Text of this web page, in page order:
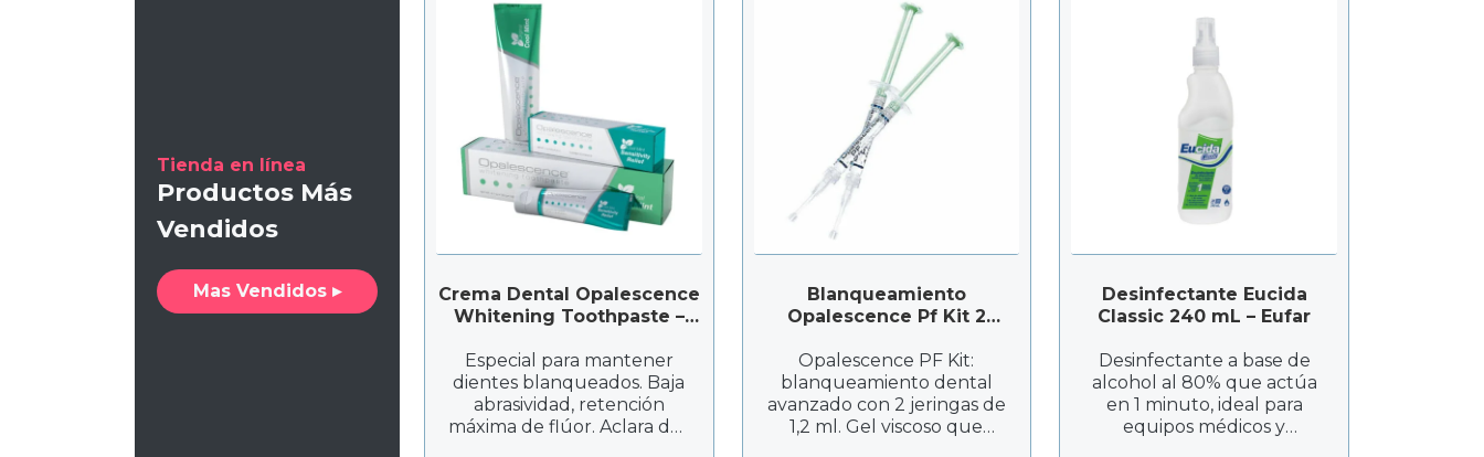
Tienda en línea
Productos Más
Vendidos
Mas Vendidos ▸
Crema Dental Opalescence
Whitening Toothpaste –
Especial para mantener
dientes blanqueados. Baja
abrasividad, retención
máxima de flúor. Aclara dos
Blanqueamiento
Opalescence Pf Kit 2
Opalescence PF Kit:
blanqueamiento dental
avanzado con 2 jeringas de
1,2 ml. Gel viscoso que
Desinfectante Eucida
Classic 240 mL – Eufar
Desinfectante a base de
alcohol al 80% que actúa
en 1 minuto, ideal para
equipos médicos y